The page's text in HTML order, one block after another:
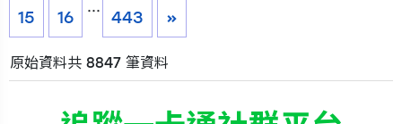
15 16
...
443 »
原始資料共 8847 筆資料